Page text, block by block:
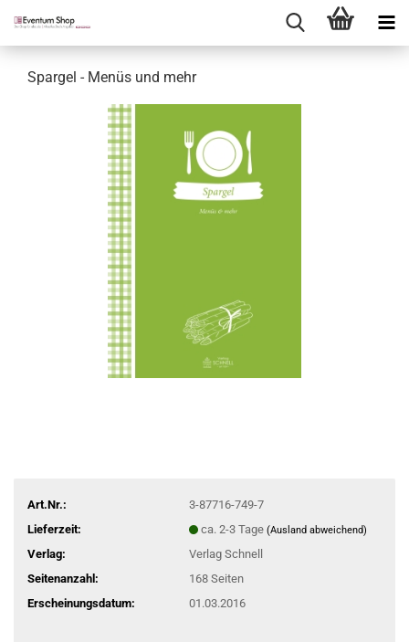
Spargel - Menüs und mehr
Art.Nr.:
3-87716-749-7
Lieferzeit:
ca. 2-3 Tage (Ausland abweichend)
Verlag:
Verlag Schnell
Seitenanzahl:
168 Seiten
Erscheinungsdatum:
01.03.2016